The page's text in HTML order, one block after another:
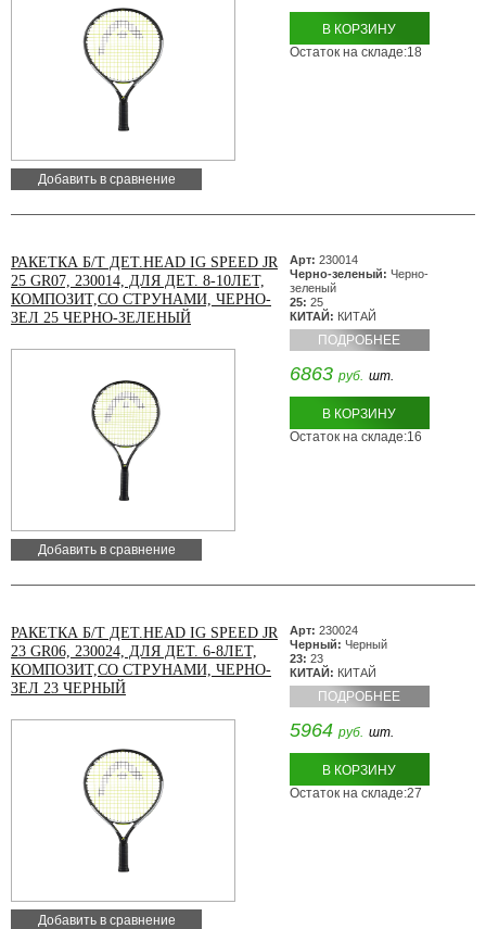
Добавить в сравнение
В КОРЗИНУ
Остаток на складе:18
РАКЕТКА Б/Т ДЕТ.HEAD IG SPEED JR
25 GR07, 230014, ДЛЯ ДЕТ. 8-10ЛЕТ,
КОМПОЗИТ,СО СТРУНАМИ, ЧЕРНО-
ЗЕЛ 25 ЧЕРНО-ЗЕЛЕНЫЙ
Добавить в сравнение
Арт: 230014
Черно-зеленый: Черно-
зеленый
25: 25
КИТАЙ: КИТАЙ
ПОДРОБНЕЕ
6863 руб. шт.
В КОРЗИНУ
Остаток на складе:16
РАКЕТКА Б/Т ДЕТ.HEAD IG SPEED JR
23 GR06, 230024, ДЛЯ ДЕТ. 6-8ЛЕТ,
КОМПОЗИТ,СО СТРУНАМИ, ЧЕРНО-
ЗЕЛ 23 ЧЕРНЫЙ
Добавить в сравнение
Арт: 230024
Черный: Черный
23: 23
КИТАЙ: КИТАЙ
ПОДРОБНЕЕ
5964 руб. шт.
В КОРЗИНУ
Остаток на складе:27